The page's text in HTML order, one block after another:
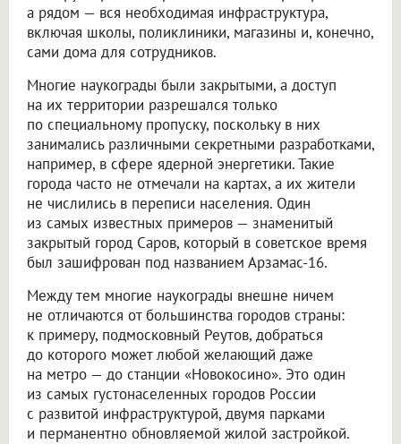
а рядом — вся необходимая инфраструктура,
включая школы, поликлиники, магазины и, конечно,
сами дома для сотрудников.
Многие наукограды были закрытыми, а доступ
на их территории разрешался только
по специальному пропуску, поскольку в них
занимались различными секретными разработками,
например, в сфере ядерной энергетики. Такие
города часто не отмечали на картах, а их жители
не числились в переписи населения. Один
из самых известных примеров — знаменитый
закрытый город Саров, который в советское время
был зашифрован под названием Арзамас-16.
Между тем многие наукограды внешне ничем
не отличаются от большинства городов страны:
к примеру, подмосковный Реутов, добраться
до которого может любой желающий даже
на метро — до станции «Новокосино». Это один
из самых густонаселенных городов России
с развитой инфраструктурой, двумя парками
и перманентно обновляемой жилой застройкой.